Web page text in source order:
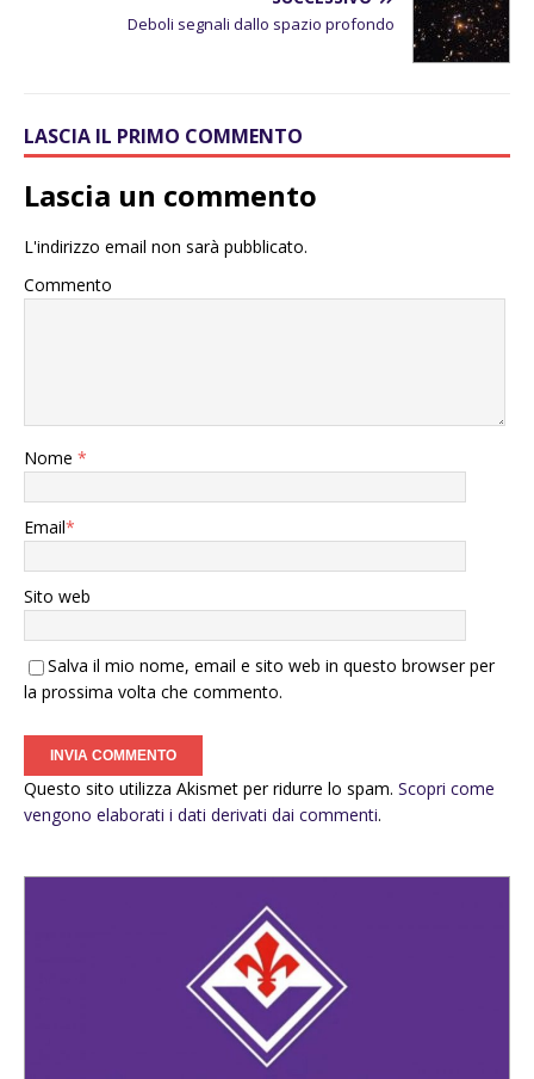
Deboli segnali dallo spazio profondo
LASCIA IL PRIMO COMMENTO
Lascia un commento
L'indirizzo email non sarà pubblicato.
Commento
Nome *
Email*
Sito web
Salva il mio nome, email e sito web in questo browser per
la prossima volta che commento.
Questo sito utilizza Akismet per ridurre lo spam. Scopri come
vengono elaborati i dati derivati dai commenti.